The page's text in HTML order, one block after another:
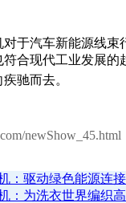
于汽车新能源线
合现代工业发展
驰而去。
newShow_45.html
：驱动绿色能源连
：为洗衣世界编织